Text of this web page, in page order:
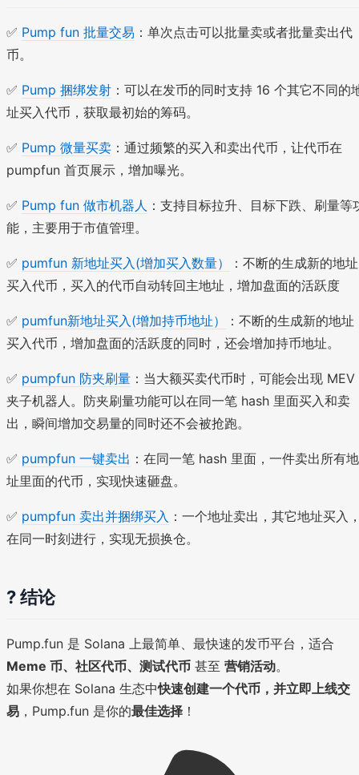
✅ Pump fun 批量交易 ：单次点击可以批量卖或者批量卖出代
币。
✅ Pump 捆绑发射 ：可以在发币的同时支持 16 个其它不同的
址买入代币，获取最初始的筹码。
✅ Pump 微量买卖 ：通过频繁的买入和卖出代币，让代币在
pumpfun 首页展示，增加曝光。
✅ Pump fun 做市机器人 ：支持目标拉升、目标下跌、刷量等
能，主要用于市值管理。
✅ pumfun 新地址买入(增加买入数量）
：不断的生成新的地址
买入代币，买入的代币自动转回主地址，增加盘面的活跃度
✅ pumfun新地址买入(增加持币地址）
：不断的生成新的地址
买入代币，增加盘面的活跃度的同时，还会增加持币地址。
✅ pumpfun 防夹刷量 ：当大额买卖代币时，可能会出现 MEV
夹子机器人。防夹刷量功能可以在同一笔 hash 里面买入和卖
出，瞬间增加交易量的同时还不会被抢跑。
✅ pumpfun 一键卖出 ：在同一笔 hash 里面，一件卖出所有地
址里面的代币，实现快速砸盘。
✅ pumpfun 卖出并捆绑买入 ：一个地址卖出，其它地址买入
在同一时刻进行，实现无损换仓。
? 结论
Pump.fun 是 Solana 上最简单、最快速的发币平台，适合
Meme 币、社区代币、测试代币 甚至 营销活动。
如果你想在 Solana 生态中快速创建一个代币，并立即上线交
易 ，Pump.fun 是你的最佳选择 ！